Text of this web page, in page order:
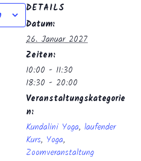
DETAILS
Datum:
26. Januar 2027
Zeiten:
10:00 - 11:30
18:30 - 20:00
Veranstaltungskategorie
n:
Kundalini Yoga, laufender
Kurs, Yoga,
Zoomveranstaltung